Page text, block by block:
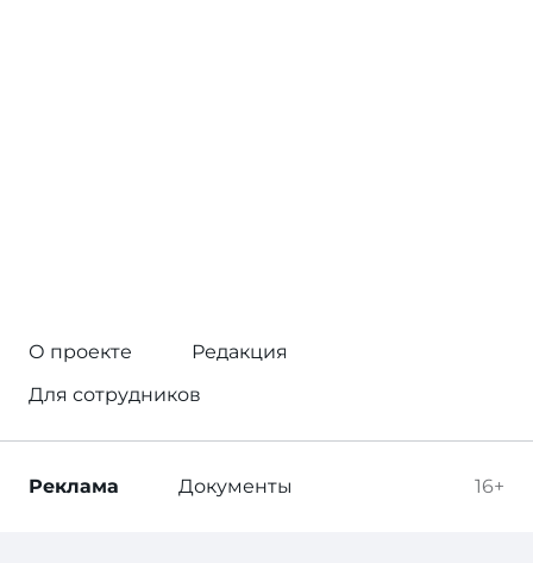
О проекте
Редакция
Для сотрудников
16+
Реклама Документы